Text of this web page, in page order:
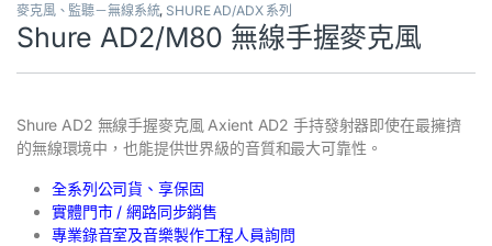
麥克風、監聽－無線系統, SHURE AD/ADX 系列
Shure AD2/M80 無線手握麥克風
Shure AD2 無線手握麥克風 Axient AD2 手持發射器即使在最擁擠
的無線環境中，也能提供世界級的音質和最大可靠性。
全系列公司貨、享保固
實體門市 / 網路同步銷售
專業錄音室及音樂製作工程人員詢問